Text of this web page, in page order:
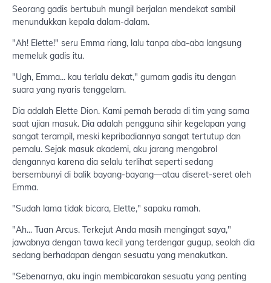
Seorang gadis bertubuh mungil berjalan mendekat sambil
menundukkan kepala dalam-dalam.
"Ah! Elette!" seru Emma riang, lalu tanpa aba-aba langsung
memeluk gadis itu.
"Ugh, Emma... kau terlalu dekat," gumam gadis itu dengan
suara yang nyaris tenggelam.
Dia adalah Elette Dion. Kami pernah berada di tim yang sama
saat ujian masuk. Dia adalah pengguna sihir kegelapan yang
sangat terampil, meski kepribadiannya sangat tertutup dan
pemalu. Sejak masuk akademi, aku jarang mengobrol
dengannya karena dia selalu terlihat seperti sedang
bersembunyi di balik bayang-bayang—atau diseret-seret oleh
Emma.
"Sudah lama tidak bicara, Elette," sapaku ramah.
"Ah... Tuan Arcus. Terkejut Anda masih mengingat saya,"
jawabnya dengan tawa kecil yang terdengar gugup, seolah dia
sedang berhadapan dengan sesuatu yang menakutkan.
"Sebenarnya, aku ingin membicarakan sesuatu yang penting